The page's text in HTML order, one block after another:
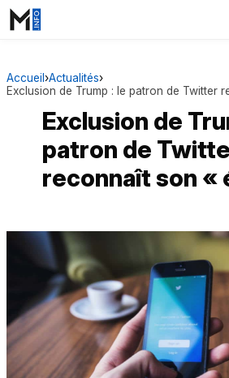
Accueil ›Actualités›
Exclusion de Trump : le patron de Twitter
Exclusion de
patron de
reconnaît son «